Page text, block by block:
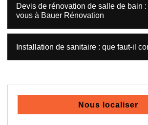
Devis de rénovation de salle de bain
vous à Bauer Rénovation
Installation de sanitaire : que faut-il
Nous localiser